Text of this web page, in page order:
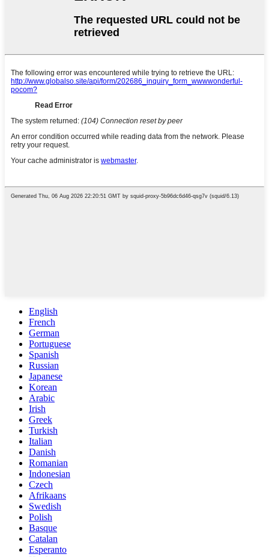
English
French
German
Portuguese
Spanish
Russian
Japanese
Korean
Arabic
Irish
Greek
Turkish
Italian
Danish
Romanian
Indonesian
Czech
Afrikaans
Swedish
Polish
Basque
Catalan
Esperanto